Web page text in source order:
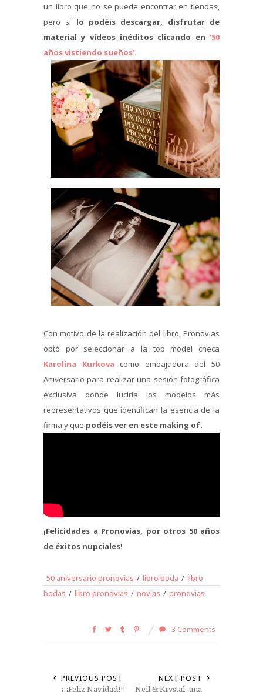
un libro que no se puede encontrar en tiendas,
pero sí lo podéis descargar, disfrutar de
material y vídeos inéditos clicando en ’50
años vistiendo sueños’.
Con motivo de la realización del libro, Pronovias
optó por seleccionar a la top model checa
Karolina Kurkova como embajadora del 50
Aniversario para realizar una sesión fotográfica
exclusiva donde luciría los modelos más
representativos que identifican la esencia de la
firma y que podéis ver en este making of.
¡Felicidades a Pronovias, por otros 50 años
de éxitos nupciales!
50 aniversario pronovias / libro boda / libro
bodas / libro pronovias / novias / pronovias
3 Comments
PREVIOUS POST
¡¡¡Feliz Navidad!!!
NEXT POST
Neil & Krystal, una